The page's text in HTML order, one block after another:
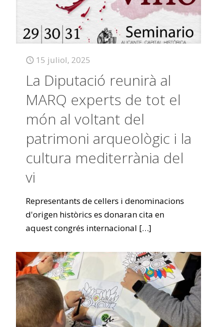
15 juliol, 2025
La Diputació reunirà al
MARQ experts de tot el
món al voltant del
patrimoni arqueològic i la
cultura mediterrània del
vi
Representants de cellers i denominacions
d'origen històrics es donaran cita en
aquest congrés internacional […]